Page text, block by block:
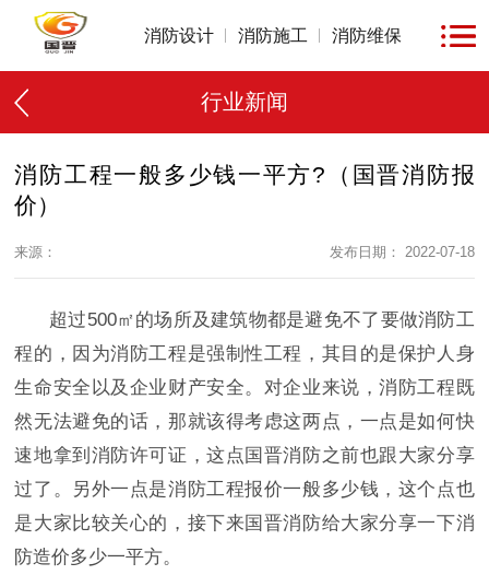
消防设计 消防施工 消防维保
行业新闻
消防工程一般多少钱一平方?（国晋消防报
价）
来源： 发布日期： 2022-07-18
超过500㎡的场所及建筑物都是避免不了要做消防工
程的，因为消防工程是强制性工程，其目的是保护人身
生命安全以及企业财产安全。对企业来说，消防工程既
然无法避免的话，那就该得考虑这两点，一点是如何快
速地拿到消防许可证，这点国晋消防之前也跟大家分享
过了。另外一点是消防工程报价一般多少钱，这个点也
是大家比较关心的，接下来国晋消防给大家分享一下消
防造价多少一平方。